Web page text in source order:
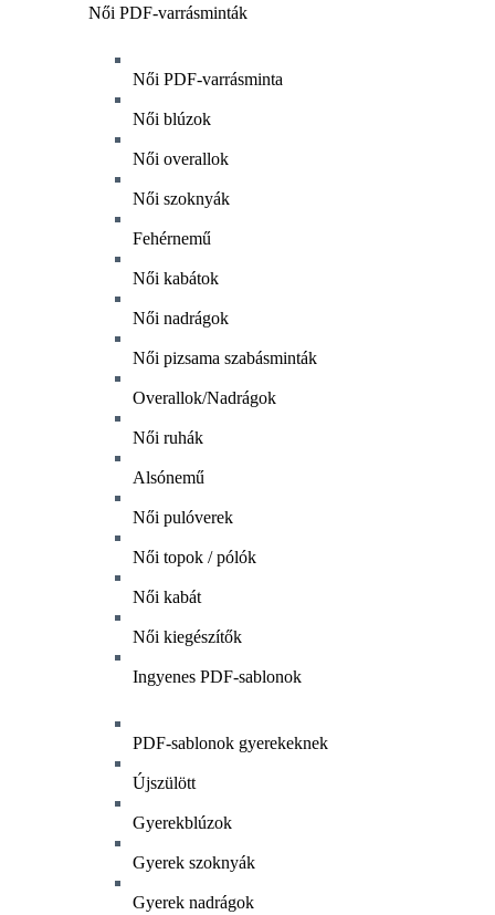
Női PDF-varrásminták
Női PDF-varrásminta
Női blúzok
Női overallok
Női szoknyák
Fehérnemű
Női kabátok
Női nadrágok
Női pizsama szabásminták
Overallok/Nadrágok
Női ruhák
Alsónemű
Női pulóverek
Női topok / pólók
Női kabát
Női kiegészítők
Ingyenes PDF-sablonok
PDF-sablonok gyerekeknek
Újszülött
Gyerekblúzok
Gyerek szoknyák
Gyerek nadrágok